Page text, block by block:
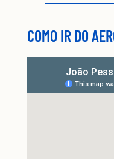
COMO IR DO